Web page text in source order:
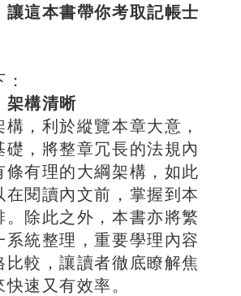
讓這本書帶你考取記帳士
構清晰
，利於縱覽本章大意，
礎，將整章冗長的法規內
條有理的大綱架構，如此
在閱讀內文前，掌握到本
。除此之外，本書亦將繁
系統整理，重要學理內容
比較，讓讀者徹底瞭解焦
速又有效率。